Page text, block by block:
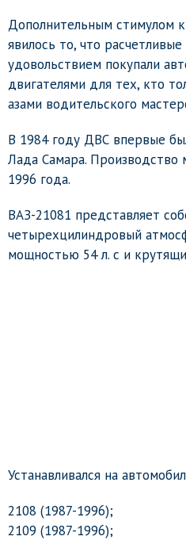
Дополнительным стимулом
явилось то, что
удовольствием покупали
двигателями для тех, кто
азами водительского
В 1984 году ДВС впервые
Лада Самара. Производство
1996 года.
ВАЗ-21081 представляет
четырехцилиндровый
мощностью 54 л. с и
Устанавливался на
2108 (1987-1996);
2109 (1987-1996);